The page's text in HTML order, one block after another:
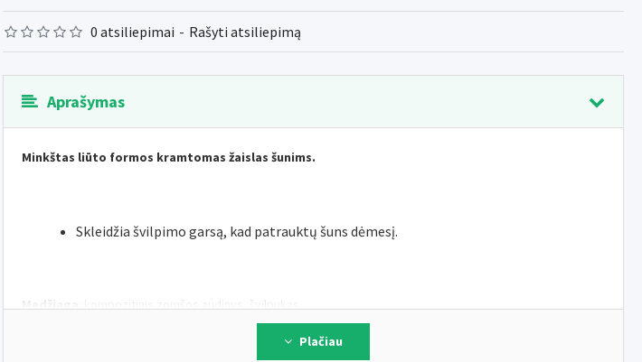
0 atsiliepimai - Rašyti atsiliepimą
Aprašymas
Minkštas liūto formos kramtomas žaislas šunims.
Skleidžia švilpimo garsą, kad patrauktų šuns dėmesį.
Medžiaga : kompozitinis zomšos audinys, švilpukas
Plačiau